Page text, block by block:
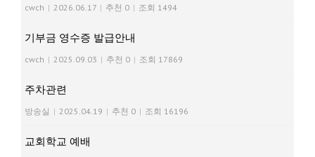
cwch | 2026.06.17 | 추천 0 | 조회 1494
기부금 영수증 발급안내
cwch | 2025.09.03 | 추천 0 | 조회 17869
주차관련
방송실 | 2025.04.19 | 추천 0 | 조회 16196
교회학교 예배